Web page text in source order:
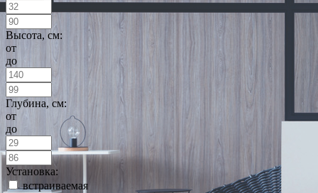
Высота, см:
от
до
Глубина, см:
от
до
Установка:
встраиваемая